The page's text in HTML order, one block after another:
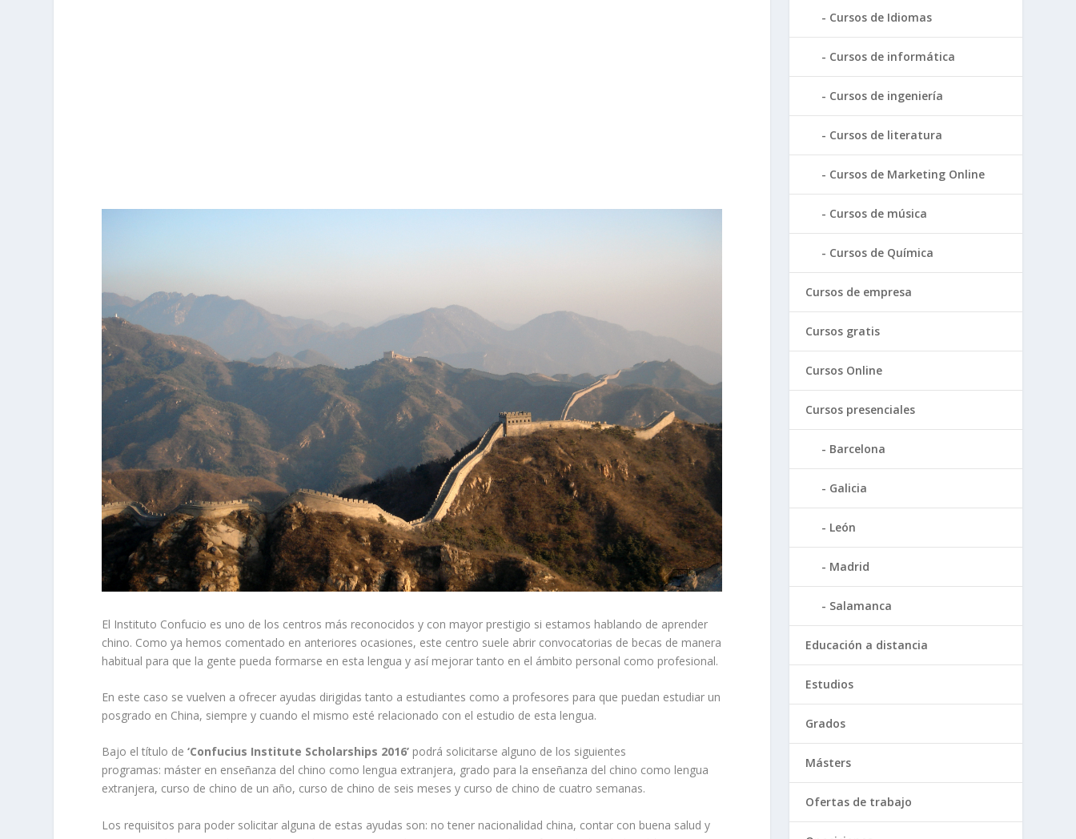
El Instituto Confucio es uno de los centros más reconocidos y con mayor prestigio si estamos hablando de aprender
chino. Como ya hemos comentado en anteriores ocasiones, este centro suele abrir convocatorias de becas de manera
habitual para que la gente pueda formarse en esta lengua y así mejorar tanto en el ámbito personal como profesional.
En este caso se vuelven a ofrecer ayudas dirigidas tanto a estudiantes como a profesores para que puedan estudiar un
posgrado en China, siempre y cuando el mismo esté relacionado con el estudio de esta lengua.
Bajo el título de‘Confucius Institute Scholarships 2016’ podrá solicitarse alguno de los siguientes
programas: máster en enseñanza del chino como lengua extranjera, grado para la enseñanza del chino como lengua
extranjera, curso de chino de un año, curso de chino de seis meses y curso de chino de cuatro semanas.
Los requisitos para poder solicitar alguna de estas ayudas son: no tener nacionalidad china, contar con buena salud y
Cursos de Idiomas
Cursos de informática
Cursos de ingeniería
Cursos de literatura
Cursos de Marketing Online
Cursos de música
Cursos de Química
Cursos de empresa
Cursos gratis
Cursos Online
Cursos presenciales
Barcelona
Galicia
León
Madrid
Salamanca
Educación a distancia
Estudios
Grados
Másters
Ofertas de trabajo